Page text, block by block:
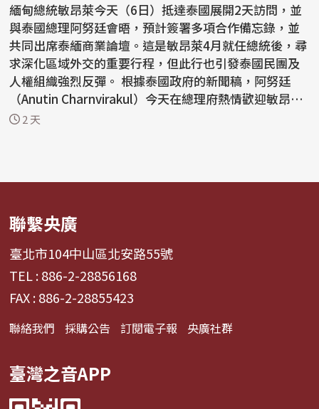
緬甸總統敏昂萊今天（6日）抵達泰國展開2天訪問，並
與泰國總理阿努廷會晤，預計簽署多項合作備忘錄，並
共同出席泰緬商業論壇。這是敏昂萊4月就任總統後，尋
求深化區域外交的重要行程，但此行也引發泰國民團及
人權組織強烈反彈。 根據泰國政府的新聞稿，阿努廷
（Anutin Charnvirakul）今天在總理府熱情歡迎敏昂萊
（Mi...
2 天
聯繫央廣
臺北市104中山區北安路55號
TEL : 886-2-28856168
FAX : 886-2-28855423
聯絡我們 採購公告 訂閱電子報 央廣社群
臺灣之音APP